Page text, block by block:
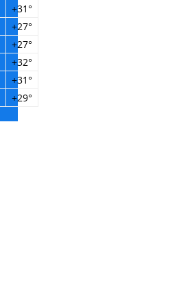
+31°
+27°
+27°
+32°
+31°
+29°